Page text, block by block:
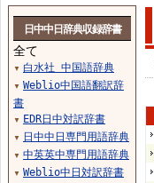
日中中日辞典収録辞書
全て
▼ 白水社 中国語辞典
▼ Weblio中国語翻訳辞
書
▼ EDR日中対訳辞書
▼ 日中中日専門用語辞典
▼ 中英英中専門用語辞典
▼ Weblio中日対訳辞書